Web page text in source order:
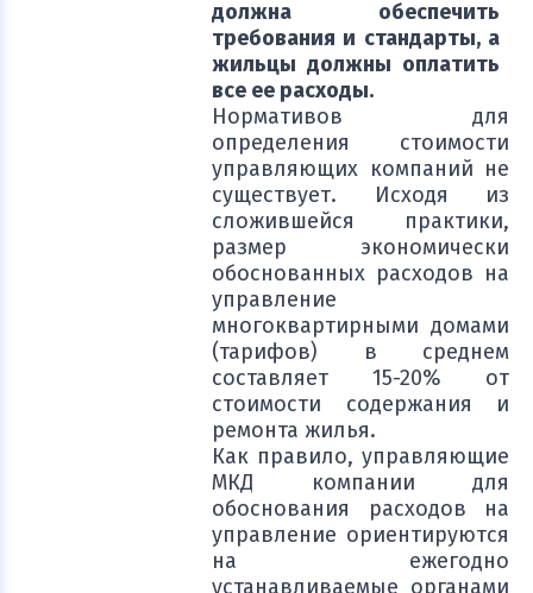
должна обеспечить
требования и стандарты, а
жильцы должны оплатить
все ее расходы.
Нормативов для
определения стоимости
управляющих компаний не
существует. Исходя из
сложившейся практики,
размер экономически
обоснованных расходов на
управление
многоквартирными домами
(тарифов) в среднем
составляет 15-20% от
стоимости содержания и
ремонта жилья.
Как правило, управляющие
МКД компании для
обоснования расходов на
управление ориентируются
на ежегодно
устанавливаемые органами